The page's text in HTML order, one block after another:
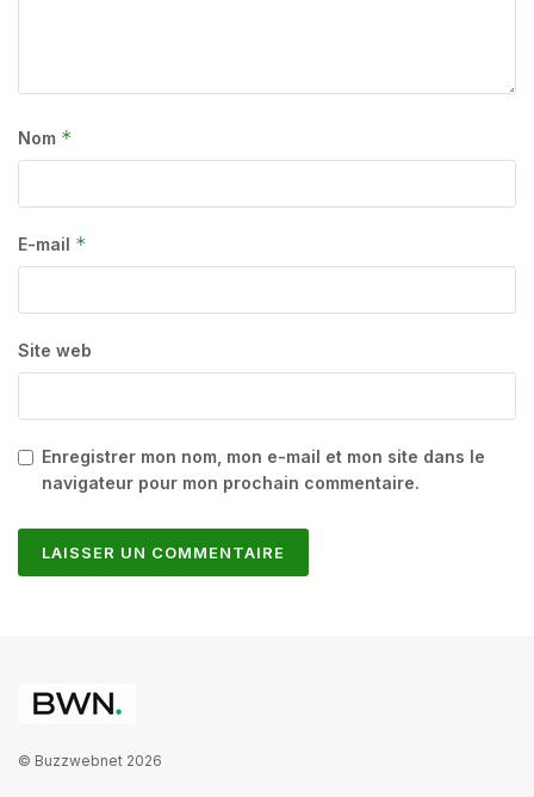
Nom *
E-mail *
Site web
Enregistrer mon nom, mon e-mail et mon site dans le
navigateur pour mon prochain commentaire.
© Buzzwebnet 2026